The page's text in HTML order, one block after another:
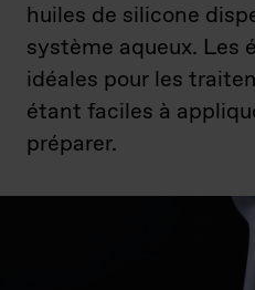
huiles de silicone
système aqueux. Les
idéales pour les
étant faciles à
préparer.